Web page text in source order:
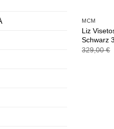
MCM
Liz
Schwarz
329,00€